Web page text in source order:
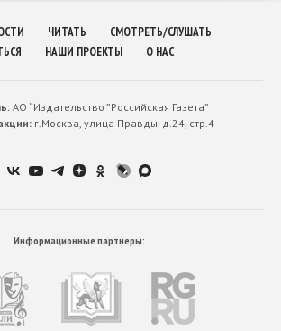
ЧИТАТЬ
СМОТРЕТЬ/СЛУШАТЬ
НАШИ ПРОЕКТЫ О НАС
АО “Издательство ”Российская Газета”
г.Москва, улица Правды. д.24, стр.4
Информационные партнеры: